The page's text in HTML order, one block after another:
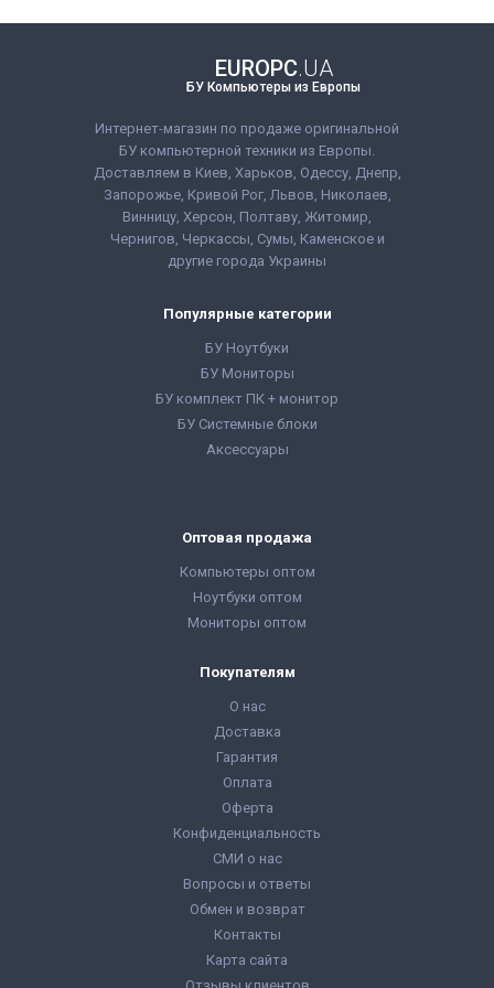
расходная накладная
Core™ i5-8400
16 GB (DDR4)
Видеокарта:
Интегрированная
Объём накопителя:
240 GB SSD
Форм-фактор:
SFF
Класс: Офисный
Комплектация:
Системный блок,
расходная накладная
Core™ i5-10400
up to 4.30 GHz
Количество ядер
процессора: 6
16 GB (DDR4)
Видеокарта:
Интегрированная
Объём накопителя:
240 GB SSD
Форм-фактор:
Класс:
Производительный
Комплектация:
гарантийный талон,
расходная накладная
EUROPC.UA
БУ Компьютеры из Европы
Интернет-магазин по продаже оригинальной
БУ компьютерной техники из Европы.
Доставляем в Киев, Харьков, Одессу, Днепр,
Запорожье, Кривой Рог, Львов, Николаев,
Винницу, Херсон, Полтаву, Житомир,
Чернигов, Черкассы, Сумы, Каменское и
другие города Украины
Популярные категории
БУ Ноутбуки
БУ Мониторы
БУ комплект ПК + монитор
БУ Системные блоки
Аксессуары
Оптовая продажа
Компьютеры оптом
Ноутбуки оптом
Мониторы оптом
Покупателям
О нас
Доставка
Гарантия
Оплата
Оферта
Конфиденциальность
СМИ о нас
Вопросы и ответы
Обмен и возврат
Контакты
Карта сайта